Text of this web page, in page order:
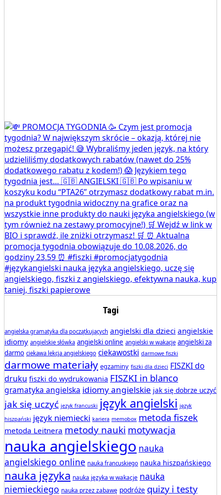
Tagi
angielska gramatyka dla początkujących angielski dla dzieci angielskie
idiomy angielskie słówka angielski online angielski w wakacje angielski za
darmo ciekawa lekcja angielskiego ciekawostki darmowe fiszki
darmowe materiały egzaminy fiszki dla dzieci FISZKI do
druku fiszki do wydrukowania FISZKI in blanco
gramatyka angielska idiomy angielskie jak się dobrze uczyć
jak się uczyć jezyk francuski język angielski język
hiszpański język niemiecki kariera memobox metoda fiszek
metoda Leitnera metody nauki motywacja
nauka angielskiego nauka
angielskiego online nauka francuskiego nauka hiszpańskiego
nauka języka nauka języka w wakacje nauka
niemieckiego nauka przez zabawę podróże quizy i testy